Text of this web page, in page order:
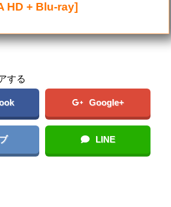
HD + Blu-ray]
する
Google+
LINE